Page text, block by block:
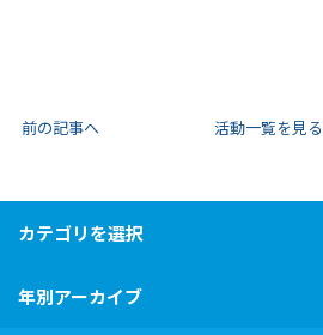
前の記事へ 活動一覧を見る
カテゴリを選択
年別アーカイブ